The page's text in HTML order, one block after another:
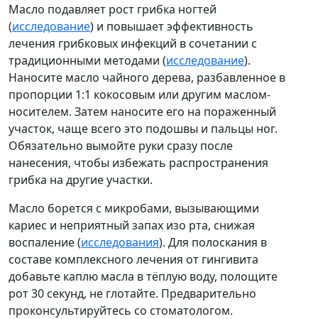
Масло подавляет рост грибка ногтей
(исследование) и повышает эффективность
лечения грибковых инфекций в сочетании с
традиционными методами (исследование).
Наносите масло чайного дерева, разбавленное в
пропорции 1:1 кокосовым или другим маслом-
носителем. Затем наносите его на пораженный
участок, чаще всего это подошвы и пальцы ног.
Обязательно вымойте руки сразу после
нанесения, чтобы избежать распространения
грибка на другие участки.
Масло борется с микробами, вызывающими
кариес и неприятный запах изо рта, снижая
воспаление (исследования). Для полоскания в
составе комплексного лечения от гингивита
добавьте каплю масла в тёплую воду, полощите
рот 30 секунд, не глотайте. Предварительно
проконсультируйтесь со стоматологом.